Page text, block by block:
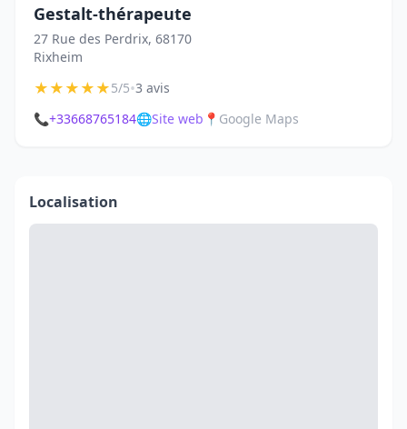
Gestalt-thérapeute
27 Rue des Perdrix, 68170
Rixheim
★★★★★5/5•3 avis
📞+33668765184🌐Site web 📍 Google Maps
Localisation